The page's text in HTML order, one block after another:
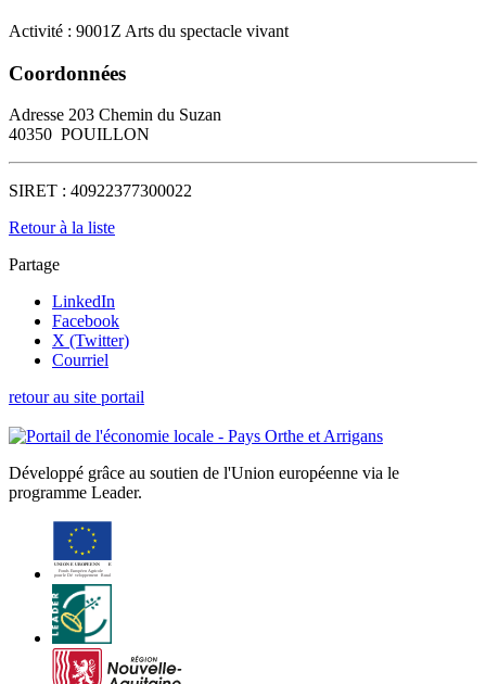
Activité : 9001Z Arts du spectacle vivant
Coordonnées
Adresse 203 Chemin du Suzan
40350 POUILLON
SIRET : 40922377300022
Retour à la liste
Partage
LinkedIn
Facebook
X (Twitter)
Courriel
retour au site portail
Développé grâce au soutien de l'Union européenne via le
programme Leader.